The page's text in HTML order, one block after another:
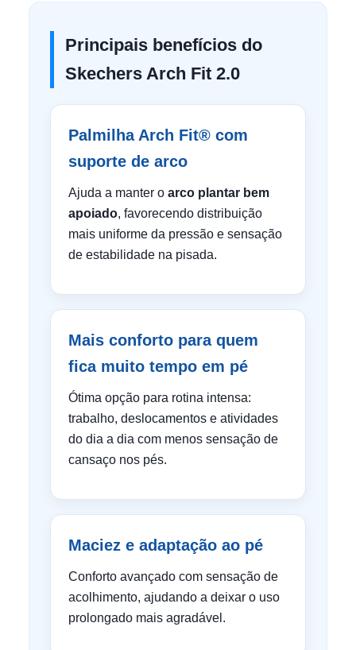
Principais benefícios do
Skechers Arch Fit 2.0
Palmilha Arch Fit® com
suporte de arco
Ajuda a manter o arco plantar bem
apoiado, favorecendo distribuição
mais uniforme da pressão e sensação
de estabilidade na pisada.
Mais conforto para quem
fica muito tempo em pé
Ótima opção para rotina intensa:
trabalho, deslocamentos e atividades
do dia a dia com menos sensação de
cansaço nos pés.
Maciez e adaptação ao pé
Conforto avançado com sensação de
acolhimento, ajudando a deixar o uso
prolongado mais agradável.